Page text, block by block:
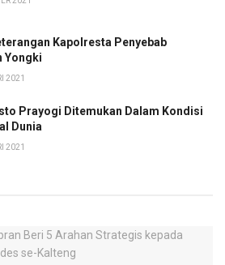
Kapolresta Penyebab
Yongki
2021
Prayogi Ditemukan Dalam Kondisi
Dunia
2021